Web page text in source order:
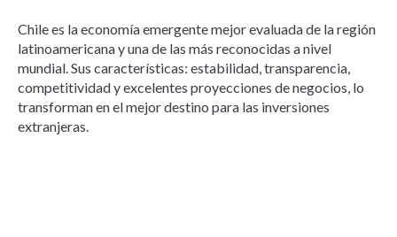
Chile es la economía emergente mejor evaluada de la región
latinoamericana y una de las más reconocidas a nivel
mundial. Sus características: estabilidad, transparencia,
competitividad y excelentes proyecciones de negocios, lo
transforman en el mejor destino para las inversiones
extranjeras.